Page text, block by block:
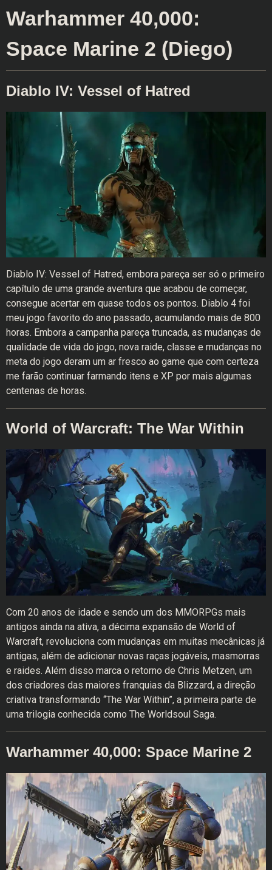
Warhammer 40,000:
Space Marine 2 (Diego)
Diablo IV: Vessel of Hatred
Diablo IV: Vessel of Hatred, embora pareça ser só o primeiro
capítulo de uma grande aventura que acabou de começar,
consegue acertar em quase todos os pontos. Diablo 4 foi
meu jogo favorito do ano passado, acumulando mais de 800
horas. Embora a campanha pareça truncada, as mudanças de
qualidade de vida do jogo, nova raide, classe e mudanças no
meta do jogo deram um ar fresco ao game que com certeza
me farão continuar farmando itens e XP por mais algumas
centenas de horas.
World of Warcraft: The War Within
Com 20 anos de idade e sendo um dos MMORPGs mais
antigos ainda na ativa, a décima expansão de World of
Warcraft, revoluciona com mudanças em muitas mecânicas já
antigas, além de adicionar novas raças jogáveis, masmorras
e raides. Além disso marca o retorno de Chris Metzen, um
dos criadores das maiores franquias da Blizzard, a direção
criativa transformando “The War Within”, a primeira parte de
uma trilogia conhecida como The Worldsoul Saga.
Warhammer 40,000: Space Marine 2